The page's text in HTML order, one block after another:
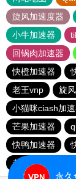
旋风加速度器
小牛加速器
回锅肉加速器
快橙加速器
老王vnp
旋
小猫咪ciash加
芒果加速器
快鸭加速器
老王vnp
永久